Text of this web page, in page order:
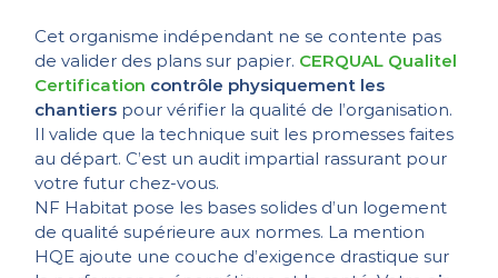
Cet organisme indépendant ne se contente pas
de valider des plans sur papier. CERQUAL Qualitel
Certification contrôle physiquement les
chantiers pour vérifier la qualité de l’organisation.
Il valide que la technique suit les promesses faites
au départ. C’est un audit impartial rassurant pour
votre futur chez-vous.
NF Habitat pose les bases solides d’un logement
de qualité supérieure aux normes. La mention
HQE ajoute une couche d’exigence drastique sur